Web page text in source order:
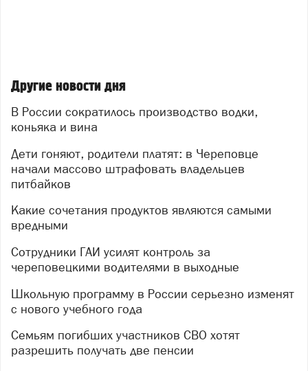
Другие новости дня
В России сократилось производство водки,
коньяка и вина
Дети гоняют, родители платят: в Череповце
начали массово штрафовать владельцев
питбайков
Какие сочетания продуктов являются самыми
вредными
Сотрудники ГАИ усилят контроль за
череповецкими водителями в выходные
Школьную программу в России серьезно изменят
с нового учебного года
Семьям погибших участников СВО хотят
разрешить получать две пенсии